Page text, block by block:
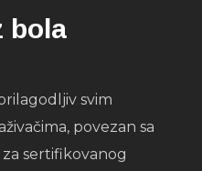
bola
svim
povezan sa
sertifikovanog